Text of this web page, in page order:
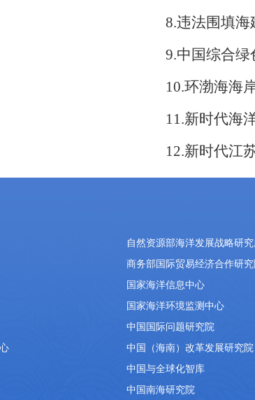
8.违法围填海
9.中国综合绿
10.环渤海海
11.新时代海
12.新时代江
自然资源部海洋发展战略研
商务部国际贸易经济合作研
国家海洋信息中心
国家海洋环境监测中心
中国国际问题研究院
中国（海南）改革发展研究院
中国与全球化智库
中国南海研究院